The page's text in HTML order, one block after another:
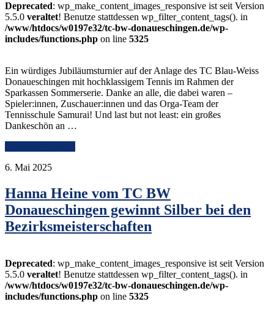
Deprecated: wp_make_content_images_responsive ist seit Version
5.5.0 veraltet! Benutze stattdessen wp_filter_content_tags(). in
/www/htdocs/w0197e32/tc-bw-donaueschingen.de/wp-
includes/functions.php on line 5325
Ein würdiges Jubiläumsturnier auf der Anlage des TC Blau-Weiss
Donaueschingen mit hochklassigem Tennis im Rahmen der
Sparkassen Sommerserie. Danke an alle, die dabei waren –
Spieler:innen, Zuschauer:innen und das Orga-Team der
Tennisschule Samurai! Und last but not least: ein großes
Dankeschön an …
6. Mai 2025
Hanna Heine vom TC BW
Donaueschingen gewinnt Silber bei den
Bezirksmeisterschaften
Deprecated: wp_make_content_images_responsive ist seit Version
5.5.0 veraltet! Benutze stattdessen wp_filter_content_tags(). in
/www/htdocs/w0197e32/tc-bw-donaueschingen.de/wp-
includes/functions.php on line 5325